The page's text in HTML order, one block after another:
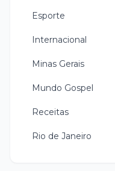
Esporte
Internacional
Minas Gerais
Mundo Gospel
Receitas
Rio de Janeiro